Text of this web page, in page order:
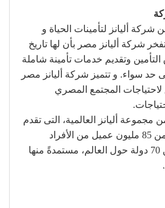
أليانز لتأمينات الحياة و
شركة أليانز مصر بأن لها تاريخ
وتقديم خدمات تأمينة شاملة
حد سواء. و تتميز شركة أليانز مصر
لاحتياجات المجتمع المصري
مجموعة أليانز العالمية، التى تقدم
الخدمات المالية لأكثر من 85 مليون عميل من الأفراد
والشركات فى أكثر من 70 دولة حول العالم، مستمدةً منها